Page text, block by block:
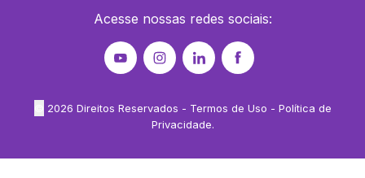
Acesse nossas redes sociais:
2026 Direitos Reservados - Termos de Uso - Política de
Privacidade.